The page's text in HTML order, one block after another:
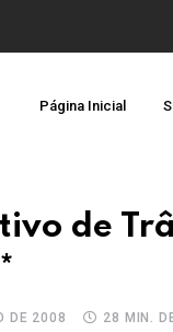
Página Inicial
de
DE 2008 28 MIN.